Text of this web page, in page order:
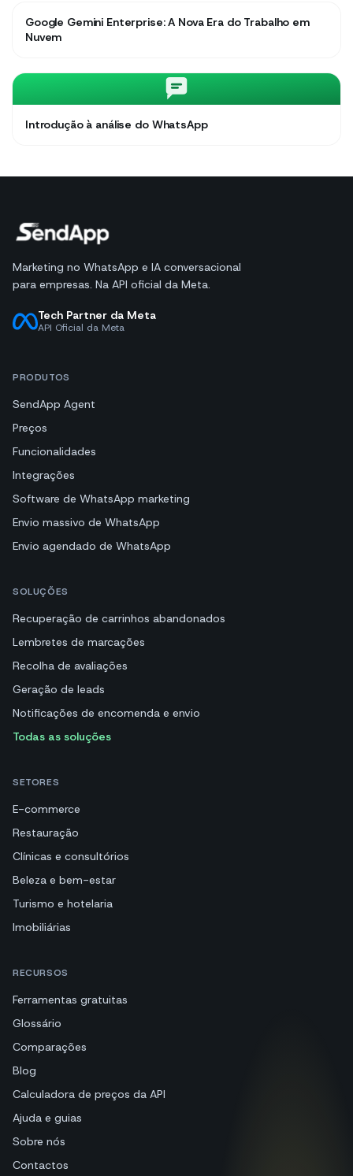
Google Gemini Enterprise: A Nova Era do Trabalho em
Nuvem
Introdução à análise do WhatsApp
Marketing no WhatsApp e IA conversacional
para empresas. Na API oficial da Meta.
Tech Partner da Meta
API Oficial da Meta
PRODUTOS
SendApp Agent
Preços
Funcionalidades
Integrações
Software de WhatsApp marketing
Envio massivo de WhatsApp
Envio agendado de WhatsApp
SOLUÇÕES
Recuperação de carrinhos abandonados
Lembretes de marcações
Recolha de avaliações
Geração de leads
Notificações de encomenda e envio
Todas as soluções
SETORES
E-commerce
Restauração
Clínicas e consultórios
Beleza e bem-estar
Turismo e hotelaria
Imobiliárias
RECURSOS
Ferramentas gratuitas
Glossário
Comparações
Blog
Calculadora de preços da API
Ajuda e guias
Sobre nós
Contactos